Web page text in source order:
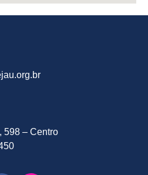
598 – Centro